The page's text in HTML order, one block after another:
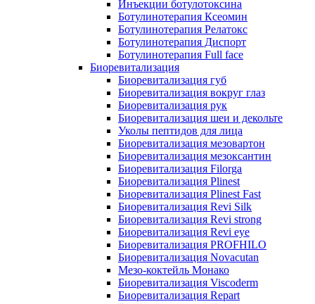
Инъекции ботулотоксина
Ботулинотерапия Ксеомин
Ботулинотерапия Релатокс
Ботулинотерапия Диспорт
Ботулинотерапия Full face
Биоревитализация
Биоревитализация губ
Биоревитализация вокруг глаз
Биоревитализация рук
Биоревитализация шеи и декольте
Уколы пептидов для лица
Биоревитализация мезовартон
Биоревитализация мезоксантин
Биоревитализация Filorga
Биоревитализация Plinest
Биоревитализация Plinest Fast
Биоревитализация Revi Silk
Биоревитализация Revi strong
Биоревитализация Revi eye
Биоревитализация PROFHILO
Биоревитализация Novacutan
Мезо-коктейль Монако
Биоревитализация Viscoderm
Биоревитализация Repart